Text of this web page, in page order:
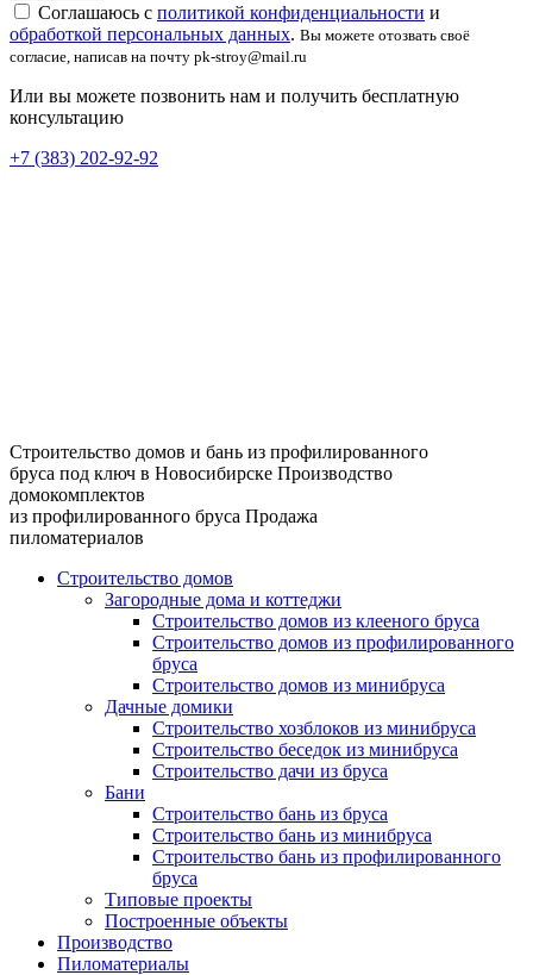
Соглашаюсь с политикой конфиденциальности и
обработкой персональных данных. Вы можете отозвать своё
согласие, написав на почту pk-stroy@mail.ru
Или вы можете позвонить нам и получить бесплатную
консультацию
+7 (383) 202-92-92
Строительство домов и бань из профилированного
бруса под ключ в Новосибирске Производство
домокомплектов
из профилированного бруса Продажа
пиломатериалов
Строительство домов
Загородные дома и коттеджи
Строительство домов из клееного бруса
Строительство домов из профилированного
бруса
Строительство домов из минибруса
Дачные домики
Строительство хозблоков из минибруса
Строительство беседок из минибруса
Строительство дачи из бруса
Бани
Строительство бань из бруса
Строительство бань из минибруса
Строительство бань из профилированного
бруса
Типовые проекты
Построенные объекты
Производство
Пиломатериалы